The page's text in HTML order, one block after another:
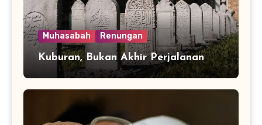
Muhasabah Renungan
Kuburan, Bukan Akhir Perjalanan